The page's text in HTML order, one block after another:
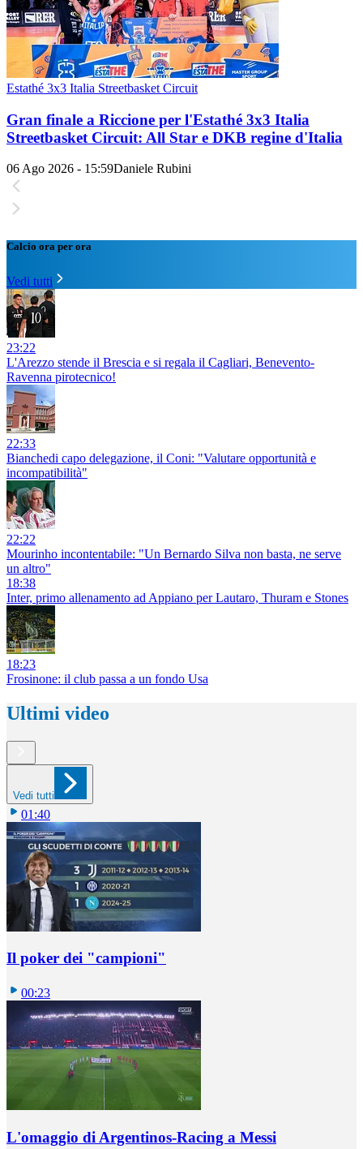
Estathé 3x3 Italia Streetbasket Circuit
Gran finale a Riccione per l'Estathé 3x3 Italia
Streetbasket Circuit: All Star e DKB regine d'Italia
06 Ago 2026 - 15:59Daniele Rubini
Calcio ora per ora
Vedi tutti
23:22
L'Arezzo stende il Brescia e si regala il Cagliari, Benevento-
Ravenna pirotecnico!
22:33
Bianchedi capo delegazione, il Coni: "Valutare opportunità e
incompatibilità"
22:22
Mourinho incontentabile: "Un Bernardo Silva non basta, ne serve
un altro"
18:38
Inter, primo allenamento ad Appiano per Lautaro, Thuram e Stones
18:23
Frosinone: il club passa a un fondo Usa
Ultimi video
Vedi tutti
01:40
Il poker dei "campioni"
00:23
L'omaggio di Argentinos-Racing a Messi